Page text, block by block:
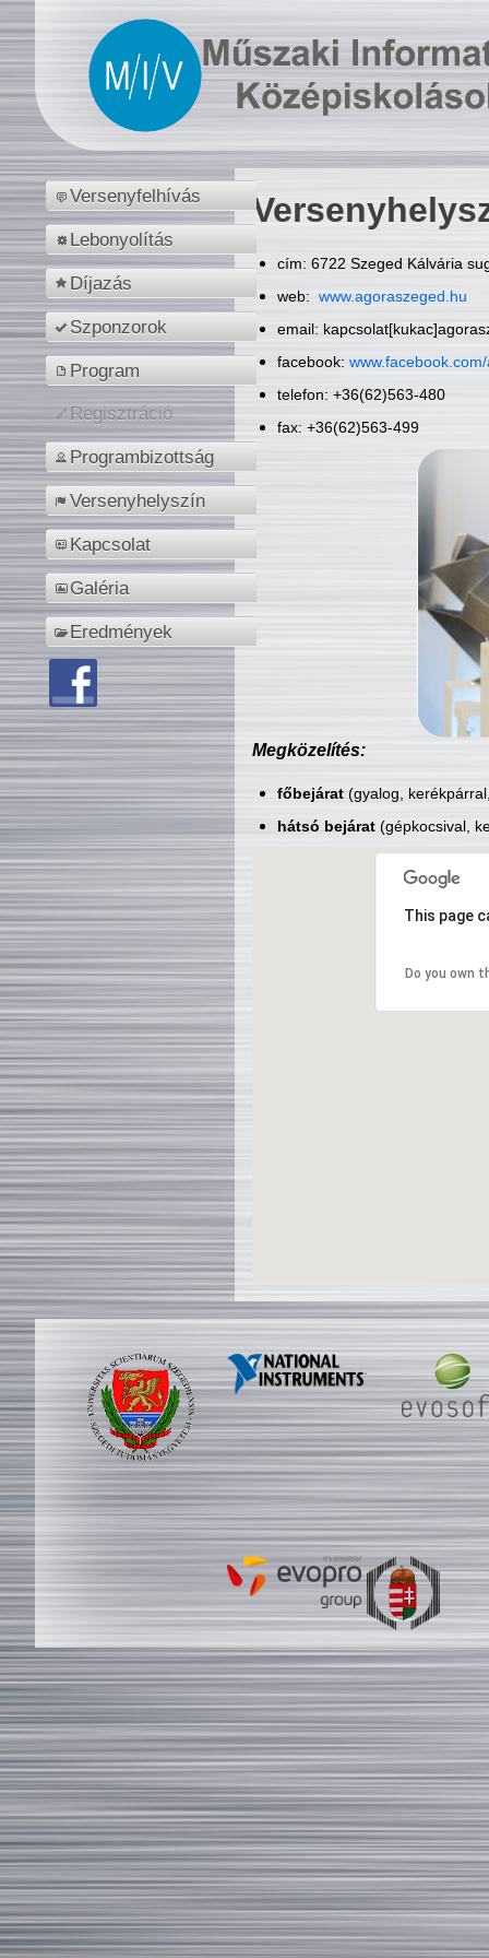
Versenyfelhívás
Lebonyolítás
Díjazás
Szponzorok
Program
Regisztráció
Programbizottság
Versenyhelyszín
Kapcsolat
Galéria
Eredmények
cím: 6722 Szeged Kálvária
web: www.agoraszeged.hu
email:
facebook:
telefon: +36(62)563-480
fax: +36(62)563-499
Megközelítés:
főbejárat(gyalog,
hátsó bejárat(gépkocsival,
This page
Do you own